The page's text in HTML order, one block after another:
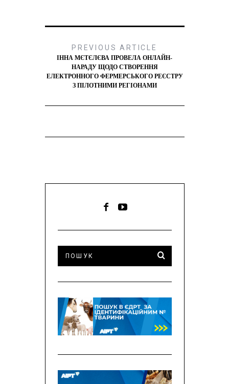
PREVIOUS ARTICLE
ІННА МЄТЄЛЄВА ПРОВЕЛА ОНЛАЙН-
НАРАДУ ЩОДО СТВОРЕННЯ
ЕЛЕКТРОННОГО ФЕРМЕРСЬКОГО РЕЄСТРУ
З ПІЛОТНИМИ РЕГІОНАМИ